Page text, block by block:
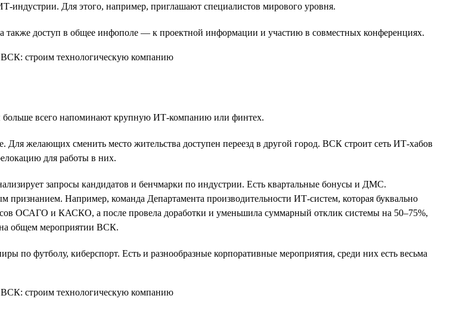
индустрии. Для этого, например, приглашают специалистов мирового уровня.
также доступ в общее инфополе — к проектной информации и участию в совместных конференциях.
больше всего напоминают крупную ИТ-компанию или финтех.
Для желающих сменить место жительства доступен переезд в другой город. ВСК строит сеть ИТ-хабов
для работы в них.
запросы кандидатов и бенчмарки по индустрии. Есть квартальные бонусы и ДМС.
Например, команда Департамента производительности ИТ-систем, которая буквально
ОСАГО и КАСКО, а после провела доработки и уменьшила суммарный отклик системы на 50–75%,
общем мероприятии ВСК.
по футболу, киберспорт. Есть и разнообразные корпоративные мероприятия, среди них есть весьма